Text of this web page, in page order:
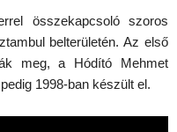
összekapcsoló szoros
belterületén. Az első
meg, a Hódító Mehmet
1998-ban készült el.